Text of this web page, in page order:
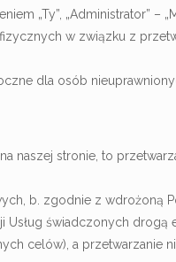
„Ty”, „Administrator” –
w związku z
dla osób
naszej stronie, to
b. zgodnie z wdrożoną
Usług świadczonych drogą
celów), a przetwarzanie